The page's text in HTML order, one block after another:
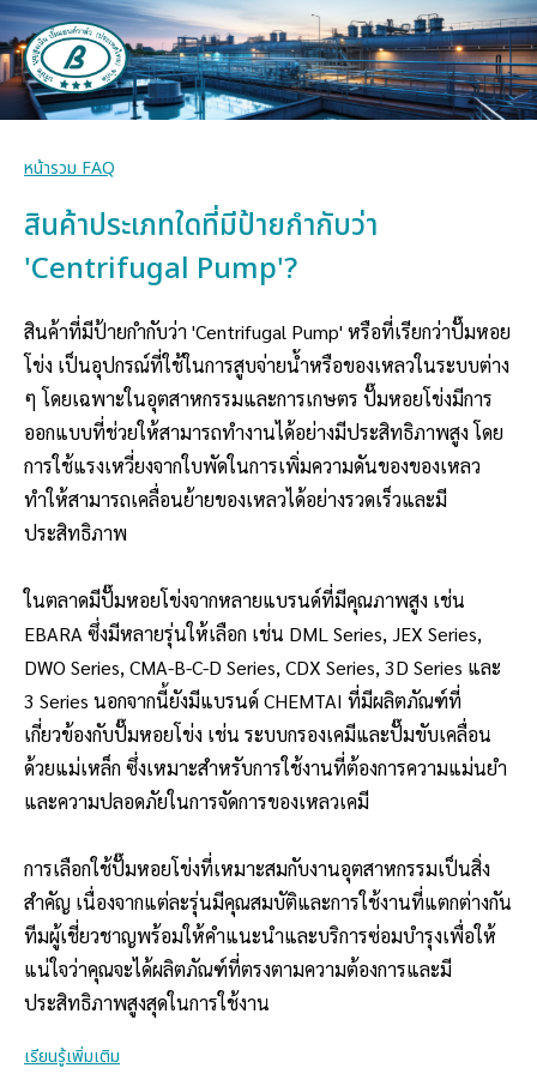
หน้ารวม FAQ
สินค้าประเภทใดที่มีป้ายกำกับว่า
'Centrifugal Pump'?
สินค้าที่มีป้ายกำกับว่า 'Centrifugal Pump' หรือที่เรียกว่าปั๊มหอย
โข่ง เป็นอุปกรณ์ที่ใช้ในการสูบจ่ายน้ำหรือของเหลวในระบบต่าง
ๆ โดยเฉพาะในอุตสาหกรรมและการเกษตร ปั๊มหอยโข่งมีการ
ออกแบบที่ช่วยให้สามารถทำงานได้อย่างมีประสิทธิภาพสูง โดย
การใช้แรงเหวี่ยงจากใบพัดในการเพิ่มความดันของของเหลว
ทำให้สามารถเคลื่อนย้ายของเหลวได้อย่างรวดเร็วและมี
ประสิทธิภาพ
ในตลาดมีปั๊มหอยโข่งจากหลายแบรนด์ที่มีคุณภาพสูง เช่น
EBARA ซึ่งมีหลายรุ่นให้เลือก เช่น DML Series, JEX Series,
DWO Series, CMA-B-C-D Series, CDX Series, 3D Series และ
3 Series นอกจากนี้ยังมีแบรนด์ CHEMTAI ที่มีผลิตภัณฑ์ที่
เกี่ยวข้องกับปั๊มหอยโข่ง เช่น ระบบกรองเคมีและปั๊มขับเคลื่อน
ด้วยแม่เหล็ก ซึ่งเหมาะสำหรับการใช้งานที่ต้องการความแม่นยำ
และความปลอดภัยในการจัดการของเหลวเคมี
การเลือกใช้ปั๊มหอยโข่งที่เหมาะสมกับงานอุตสาหกรรมเป็นสิ่ง
สำคัญ เนื่องจากแต่ละรุ่นมีคุณสมบัติและการใช้งานที่แตกต่างกัน
ทีมผู้เชี่ยวชาญพร้อมให้คำแนะนำและบริการซ่อมบำรุงเพื่อให้
แน่ใจว่าคุณจะได้ผลิตภัณฑ์ที่ตรงตามความต้องการและมี
ประสิทธิภาพสูงสุดในการใช้งาน
เรียนรู้เพิ่มเติม